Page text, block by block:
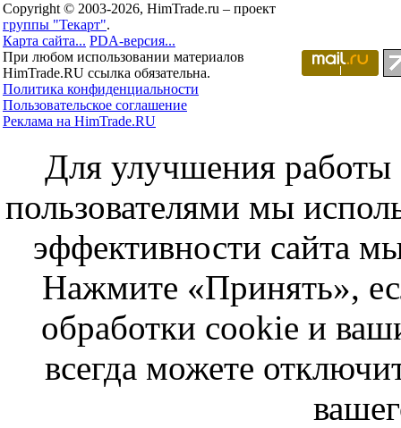
Copyright © 2003-2026, HimTrade.ru – проект
группы "Текарт".
Карта сайта... PDA-версия...
При любом использовании материалов
HimTrade.RU ссылка обязательна.
Политика конфиденциальности
Пользовательское соглашение
Реклама на HimTrade.RU
Для улучшения работы
пользователями мы
эффективности сайта
Нажмите «Принять»,
обработки cookie и
всегда можете